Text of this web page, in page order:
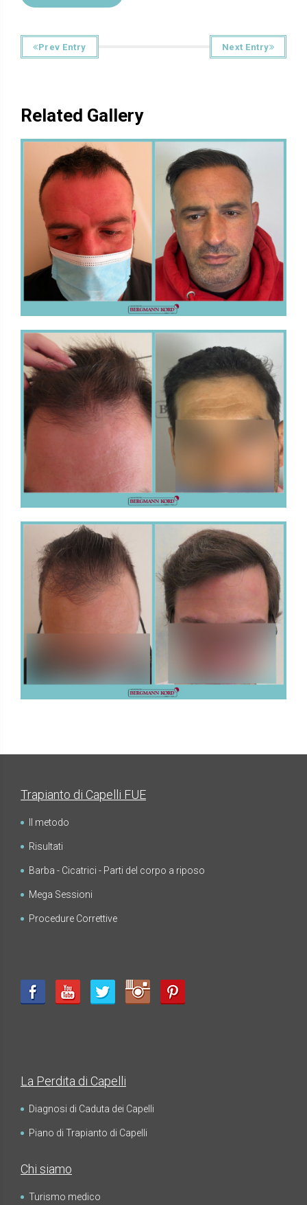
Prev Entry Next Entry
Related Gallery
FUE - Risultati - Gallerie Fotografiche
TRAPIANTO DI CAPELLI
TRAPIANTO DI CAPELLI
TRAPIANTO DI CAPELLI
Trapianto di Capelli FUE
Il metodo
Risultati
Barba - Cicatrici - Parti del corpo a riposo
Mega Sessioni
Procedure Correttive
La Perdita di Capelli
Diagnosi di Caduta dei Capelli
Piano di Trapianto di Capelli
Chi siamo
Turismo medico